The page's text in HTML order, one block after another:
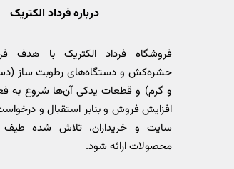
درباره فرداد الکتریک
فروشگاه فرداد الکتریک با هدف
حشره‌کش و دستگاه‌های رطوبت ساز
و گرم) و قطعات یدکی آن‌ها شروع به
افزایش فروش و بنابر استقبال و
سایت و خریداران، تلاش شده طیف
محصولات ارائه شود.